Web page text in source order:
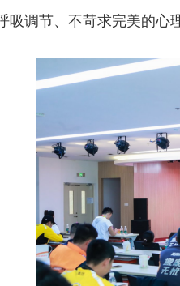
吸调节、不苛求完美的心